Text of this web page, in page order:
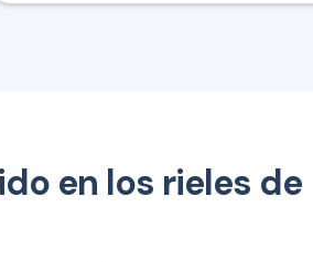
en los rieles de